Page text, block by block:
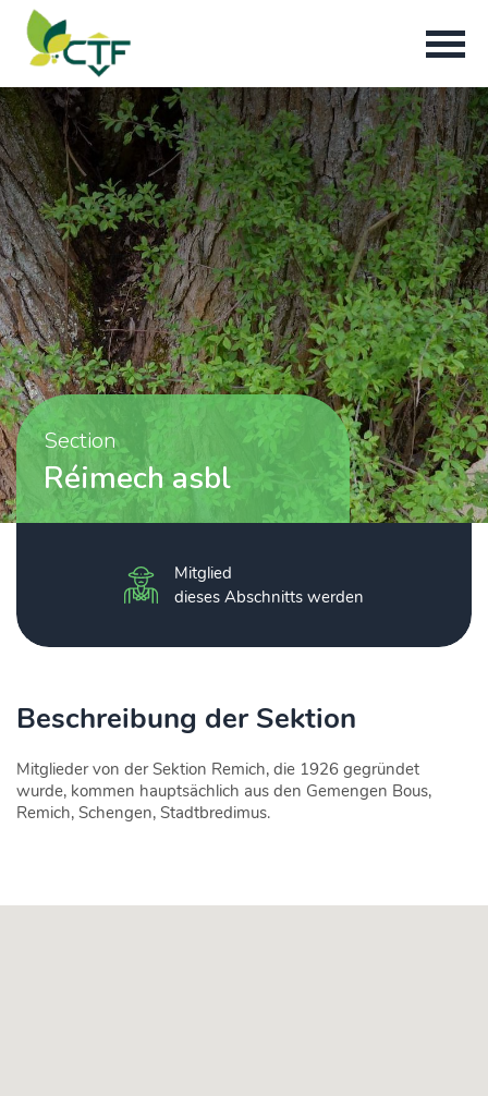
Section
Réimech asbl
Mitglied
dieses Abschnitts werden
Beschreibung der Sektion
Mitglieder von der Sektion Remich, die 1926 gegründet
wurde, kommen hauptsächlich aus den Gemengen Bous,
Remich, Schengen, Stadtbredimus.